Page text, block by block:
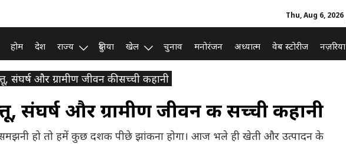
Thu, Aug 6, 2026
होम देश राज्य दुनिया खेल चुनाव मनोरंजन अध्यात्म वेब स्टोरीज नज़रिया
संघर्ष और ग्रामीण जीवन की सच्ची कहानी
संघर्ष और ग्रामीण जीवन की सच्ची कहानी
समझनी हो तो हमें कुछ दशक पीछे झांकना होगा। आज भले ही खेती और उत्पादन के